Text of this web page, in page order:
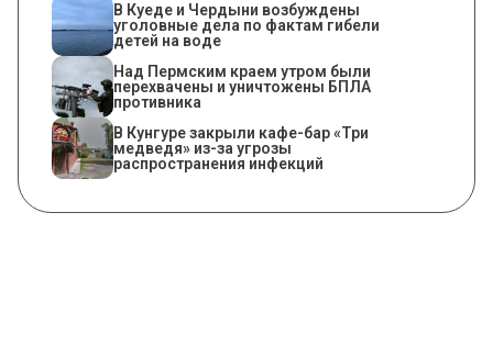
В Куеде и Чердыни возбуждены
уголовные дела по фактам гибели
детей на воде
Над Пермским краем утром были
перехвачены и уничтожены БПЛА
противника
​В Кунгуре закрыли кафе-бар «Три
медведя» из-за угрозы
распространения инфекций